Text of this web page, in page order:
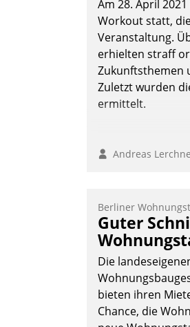
Am 28. April
Workout statt,
Veranstaltung.
erhielten straff
Zukunftsthemen
Zuletzt wurden
ermittelt.
Andreas
Berliner
Guter
Die
bieten ihren
Chance, die